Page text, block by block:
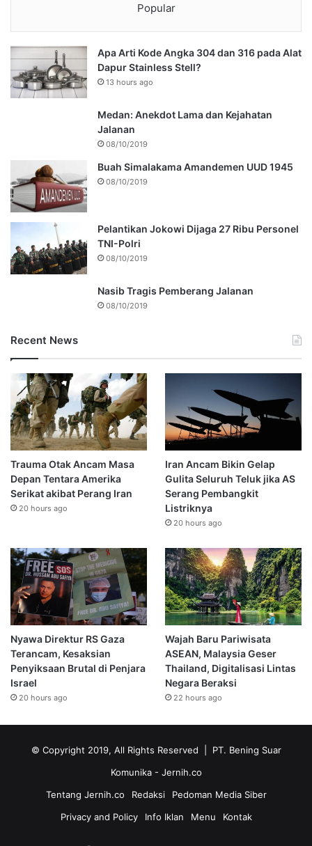
Popular
Apa Arti Kode Angka 304 dan 316 pada Alat
Dapur Stainless Stell?
13 hours ago
Medan: Anekdot Lama dan Kejahatan
Jalanan
08/10/2019
Buah Simalakama Amandemen UUD 1945
08/10/2019
Pelantikan Jokowi Dijaga 27 Ribu Personel
TNI-Polri
08/10/2019
Nasib Tragis Pemberang Jalanan
08/10/2019
Recent News
Trauma Otak Ancam Masa
Depan Tentara Amerika
Serikat akibat Perang Iran
20 hours ago
Iran Ancam Bikin Gelap
Gulita Seluruh Teluk jika AS
Serang Pembangkit
Listriknya
20 hours ago
Nyawa Direktur RS Gaza
Terancam, Kesaksian
Penyiksaan Brutal di Penjara
Israel
20 hours ago
Wajah Baru Pariwisata
ASEAN, Malaysia Geser
Thailand, Digitalisasi Lintas
Negara Beraksi
22 hours ago
© Copyright 2019, All Rights Reserved | PT. Bening Suar
Komunika - Jernih.co
Tentang Jernih.co
Redaksi
Pedoman Media Siber
Privacy and Policy
Info Iklan Menu Kontak